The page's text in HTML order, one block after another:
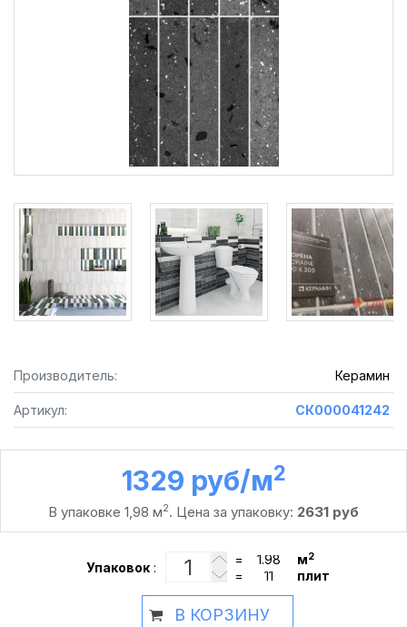
Производитель: Керамин
Артикул: СК000041242
1329 руб /м2
В упаковке 1,98 м2. Цена за упаковку: 2631 руб
Упаковок :
= м2
= плит
В КОРЗИНУ